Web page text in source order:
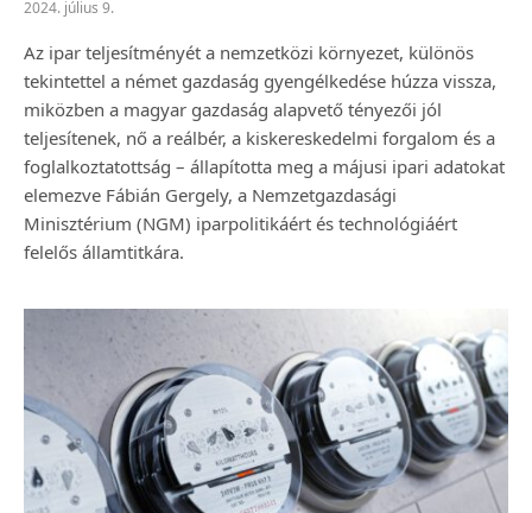
2024. július 9.
Az ipar teljesítményét a nemzetközi környezet, különös
tekintettel a német gazdaság gyengélkedése húzza vissza,
miközben a magyar gazdaság alapvető tényezői jól
teljesítenek, nő a reálbér, a kiskereskedelmi forgalom és a
foglalkoztatottság – állapította meg a májusi ipari adatokat
elemezve Fábián Gergely, a Nemzetgazdasági
Minisztérium (NGM) iparpolitikáért és technológiáért
felelős államtitkára.